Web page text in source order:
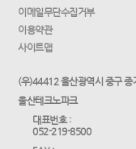
이메일무단수집거부
이용약관
사이트맵
(우)44412 울산광역시 중구
울산테크노파크
대표번호 :
052-219-8500